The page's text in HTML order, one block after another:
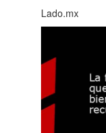
Lado.mx